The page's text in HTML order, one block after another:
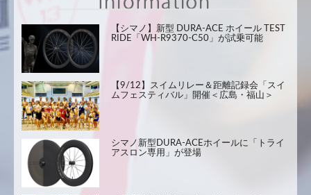
【シマノ】新型 DURA-ACE ホイール TEST
RIDE「WH-R9370-C50」が試乗可能
【9/12】スイムリレー＆距離記録会「スイ
ムフェスティバル」開催＜広島・福山＞
シマノ新型DURA-ACEホイールに「トライ
アスロン専用」が登場